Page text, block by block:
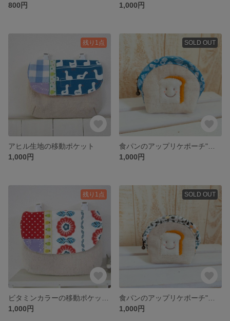
800円
1,000円
残り1点
アヒル生地の移動ポケット
1,000円
SOLD OUT
1,000円
残り1点
1,000円
SOLD OUT
1,000円